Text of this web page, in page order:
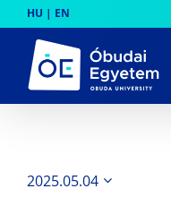
to
content
HU | EN
2025.05.04